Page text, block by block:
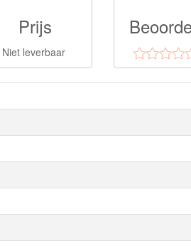
Prijs
Niet leverbaar